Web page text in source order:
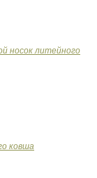
носок литейного
ковша